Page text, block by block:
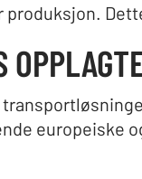
europeiske